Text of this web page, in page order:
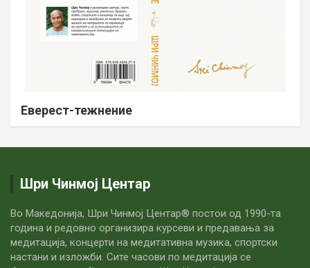
Еверест-тежнение
Шри Чинмој Центар
Во Македонија, Шри Чинмој Центар® постои од 1990-та
година и редовно организира курсеви и предавања за
медитација, концерти на медитативна музика, спортски
настани и изложби. Сите часови по медитацијa се